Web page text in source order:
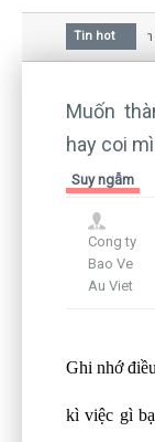
Tin hot
mai trong văn hóa
giữa bức thư gửi mẹ
Muốn
hay coi
Suy ngẫm
Cong ty
Bao Ve
Au Viet
Ghi nhớ
kì việc gì